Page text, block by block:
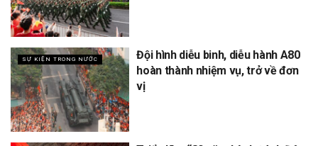
SỰ KIỆN TRONG NƯỚC
Đội hình diễu binh, diễu hành A80
hoàn thành nhiệm vụ, trở về đơn
vị